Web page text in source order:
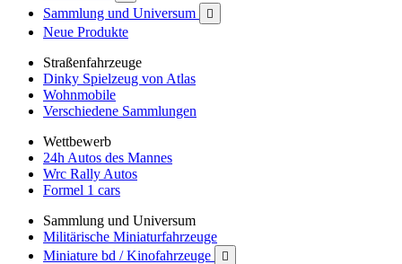
Sammlung und Universum 
Neue Produkte
Straßenfahrzeuge
Dinky Spielzeug von Atlas
Wohnmobile
Verschiedene Sammlungen
Wettbewerb
24h Autos des Mannes
Wrc Rally Autos
Formel 1 cars
Sammlung und Universum
Militärische Miniaturfahrzeuge
Miniature bd / Kinofahrzeuge
